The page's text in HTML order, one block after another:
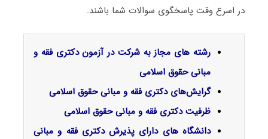
در اسرع وقت پاسخگوی سوالات شما باشند.
رشته های مجاز به شرکت در آزمون دکتری فقه و
مبانی حقوق اسلامی
گرایش‌های دکتری فقه و مبانی حقوق اسلامی
ظرفیت دکتری فقه و مبانی حقوق اسلامی
دانشگاه های دارای پذیرش دکتری فقه و مبانی